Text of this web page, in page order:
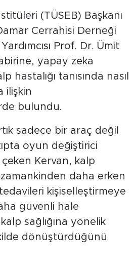
(TÜSEB) Başkanı
Cerrahisi Derneği
Prof. Dr. Ümit
yapay zeka
hastalığı tanısında nasıl
ilişkin
bulundu.
sadece bir araç değil
oyun değiştirici
Kervan, kalp
zamankinden daha erken
kişiselleştirmeye
güvenli hale
sağlığına yönelik
dönüştürdüğünü